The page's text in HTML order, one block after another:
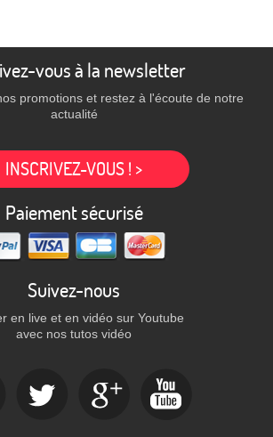
vous à la newsletter
promotions et restez à l'écoute de notre
actualité
INSCRIVEZ-VOUS ! >
Paiement sécurisé
Suivez-nous
en live et en vidéo sur Youtube
avec nos tutos vidéo